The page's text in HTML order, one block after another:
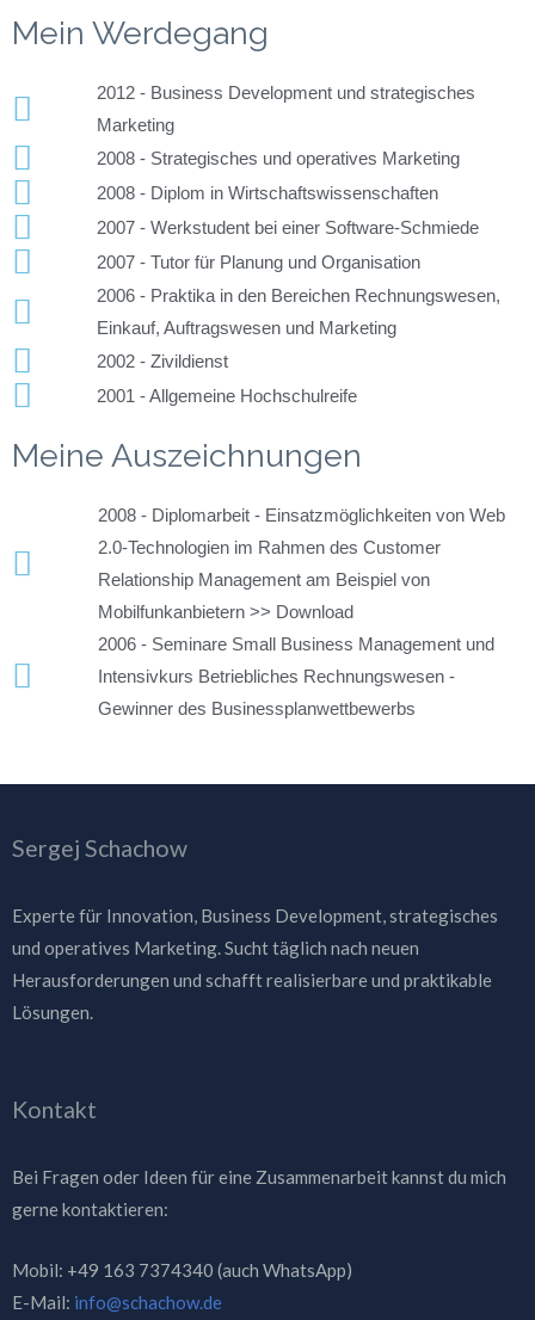
Mein Werdegang
2012 - Business Development und strategisches
Marketing
2008 - Strategisches und operatives Marketing
2008 - Diplom in Wirtschaftswissenschaften
2007 - Werkstudent bei einer Software-Schmiede
2007 - Tutor für Planung und Organisation
2006 - Praktika in den Bereichen Rechnungswesen,
Einkauf, Auftragswesen und Marketing
2002 - Zivildienst
2001 - Allgemeine Hochschulreife
Meine Auszeichnungen
2008 - Diplomarbeit - Einsatzmöglichkeiten von Web
2.0-Technologien im Rahmen des Customer
Relationship Management am Beispiel von
Mobilfunkanbietern >> Download
2006 - Seminare Small Business Management und
Intensivkurs Betriebliches Rechnungswesen -
Gewinner des Businessplanwettbewerbs
Sergej Schachow
Experte für Innovation, Business Development, strategisches
und operatives Marketing. Sucht täglich nach neuen
Herausforderungen und schafft realisierbare und praktikable
Lösungen.
Kontakt
Bei Fragen oder Ideen für eine Zusammenarbeit kannst du mich
gerne kontaktieren:
Mobil: +49 163 7374340 (auch WhatsApp)
E-Mail: info@schachow.de